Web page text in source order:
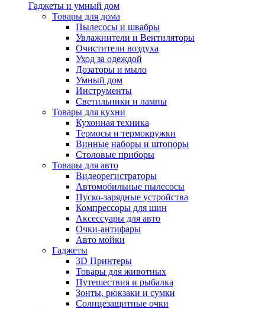
Гаджеты и умный дом
Товары для дома
Пылесосы и швабры
Увлажнители и Вентиляторы
Очистители воздуха
Уход за одеждой
Дозаторы и мыло
Умный дом
Инструменты
Светильники и лампы
Товары для кухни
Кухонная техника
Термосы и термокружки
Винные наборы и штопоры
Столовые приборы
Товары для авто
Видеорегистраторы
Автомобильные пылесосы
Пуско-зарядные устройства
Компрессоры для шин
Аксессуары для авто
Очки-антифары
Авто мойки
Гаджеты
3D Принтеры
Товары для животных
Путешествия и рыбалка
Зонты, рюкзаки и сумки
Солнцезащитные очки